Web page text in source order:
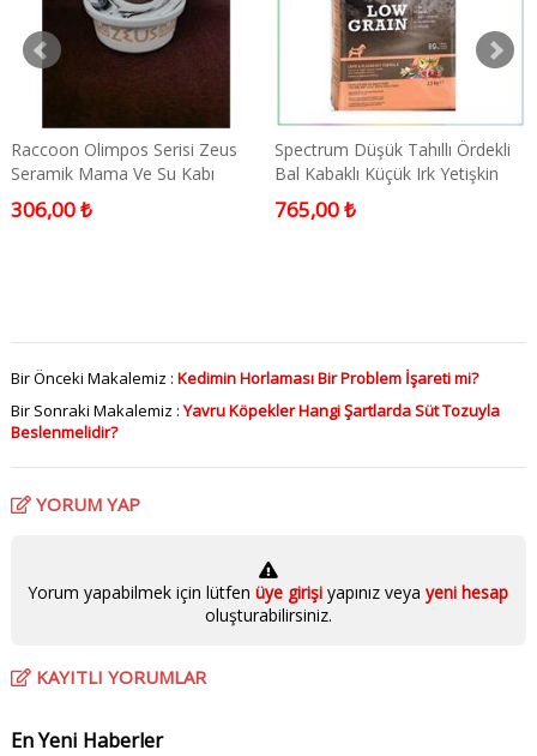
Raccoon Olimpos Serisi Zeus
Seramik Mama Ve Su Kabı
300ml
306,00 ₺
Spectrum Düşük Tahıllı Ördekli
Bal Kabaklı Küçük Irk Yetişkin
Köpek Maması 2.5 Kg
765,00 ₺
Bir Önceki Makalemiz : Kedimin Horlaması Bir Problem İşareti mi?
Bir Sonraki Makalemiz :Yavru Köpekler Hangi Şartlarda Süt Tozuyla
Beslenmelidir?
YORUM YAP
Yorum yapabilmek için lütfenüye girişiyapınız veya yeni hesap
oluşturabilirsiniz.
KAYITLI YORUMLAR
En Yeni Haberler